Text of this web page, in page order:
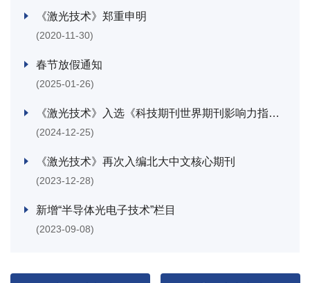
《激光技术》郑重申明
(2020-11-30)
春节放假通知
(2025-01-26)
《激光技术》入选《科技期刊世界期刊影响力指数（WJCI）报告（2024）》
(2024-12-25)
《激光技术》再次入编北大中文核心期刊
(2023-12-28)
新增“半导体光电子技术”栏目
(2023-09-08)